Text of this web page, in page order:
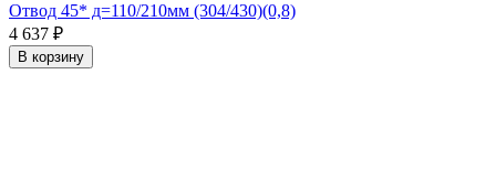
Отвод 45* д=110/210мм (304/430)(0,8)
4 637 ₽
В корзину